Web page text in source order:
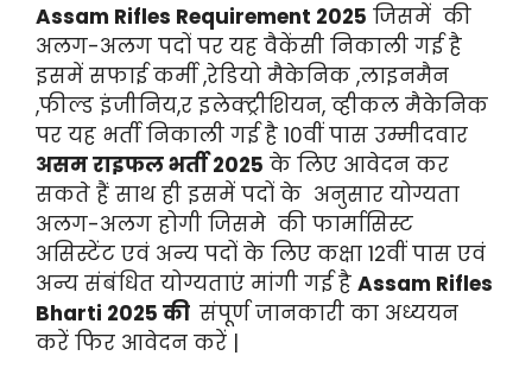
Assam Rifles Requirement 2025 जिसमें की
अलग-अलग पदों पर यह वैकेंसी निकाली गई है
इसमें सफाई कर्मी ,रेडियो मैकेनिक ,लाइनमैन
,फील्ड इंजीनिय,र इलेक्ट्रीशियन, व्हीकल मैकेनिक
पर यह भर्ती निकाली गई है 10वीं पास उम्मीदवार
असम राइफल भर्ती 2025 के लिए आवेदन कर
सकते हैं साथ ही इसमें पदों के अनुसार योग्यता
अलग-अलग होगी जिसमे की फार्मासिस्ट
असिस्टेंट एवं अन्य पदों के लिए कक्षा 12वीं पास एवं
अन्य संबंधित योग्यताएं मांगी गई है Assam Rifles
Bharti 2025 की संपूर्ण जानकारी का अध्ययन
करें फिर आवेदन करें |